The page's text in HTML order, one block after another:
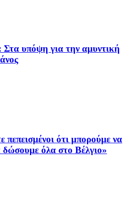
υπόψη για την αμυντική
ότι μπορούμε να
όλα στο Βέλγιο»